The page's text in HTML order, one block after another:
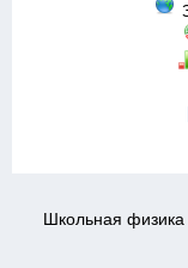
Школьная физика